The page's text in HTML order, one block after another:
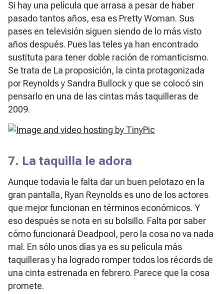
Si hay una película que arrasa a pesar de haber
pasado tantos años, esa es Pretty Woman. Sus
pases en televisión siguen siendo de lo más visto
años después. Pues las teles ya han encontrado
sustituta para tener doble ración de romanticismo.
Se trata de La proposición, la cinta protagonizada
por Reynolds y Sandra Bullock y que se colocó sin
pensarlo en una de las cintas más taquilleras de
2009.
7. La taquilla le adora
Aunque todavía le falta dar un buen pelotazo en la
gran pantalla, Ryan Reynolds es uno de los actores
que mejor funcionan en términos económicos. Y
eso después se nota en su bolsillo. Falta por saber
cómo funcionará Deadpool , pero la cosa no va nada
mal. En sólo unos días ya es su película más
taquilleras y ha logrado romper todos los récords de
una cinta estrenada en febrero. Parece que la cosa
promete.